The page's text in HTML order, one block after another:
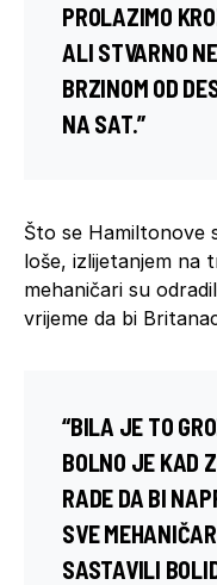
PROLAZIMO
ALI STVARNO
BRZINOM OD
NA SAT.”
Što se Hamiltonove
loše, izlijetanjem na
mehaničari su
vrijeme da bi
“BILA JE TO
BOLNO JE KAD
RADE DA BI
SVE
SASTAVILI